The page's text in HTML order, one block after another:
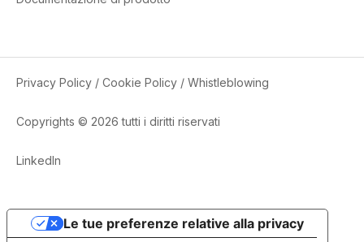
Privacy Policy / Cookie Policy / Whistleblowing
Copyrights © 2026 tutti i diritti riservati
LinkedIn
Le tue preferenze relative alla privacy